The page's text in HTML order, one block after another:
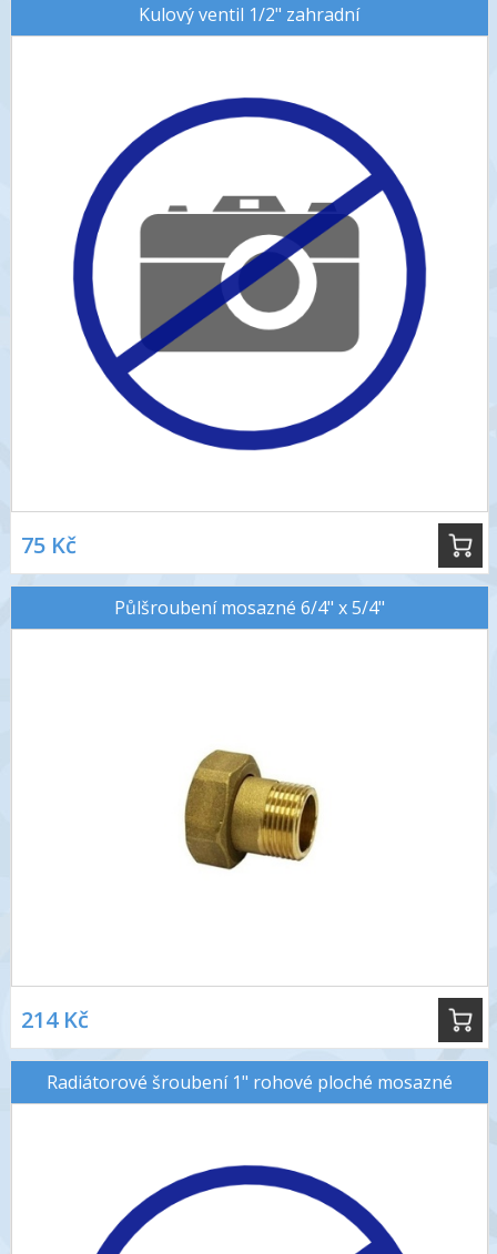
Kulový ventil 1/2" zahradní
75 Kč
Půlšroubení mosazné 6/4" x 5/4"
214 Kč
Radiátorové šroubení 1" rohové ploché mosazné